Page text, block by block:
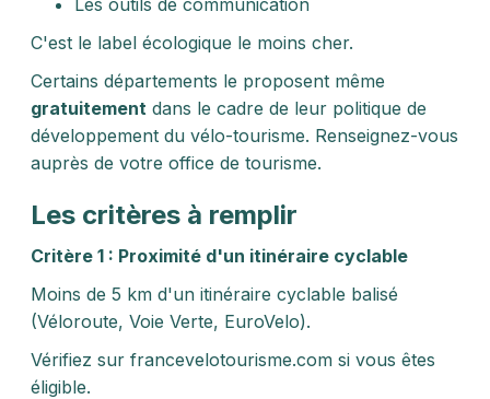
Les outils de communication
C'est le label écologique le moins cher.
Certains départements le proposent même
gratuitement dans le cadre de leur politique de
développement du vélo-tourisme. Renseignez-vous
auprès de votre office de tourisme.
Les critères à remplir
Critère 1 : Proximité d'un itinéraire cyclable
Moins de 5 km d'un itinéraire cyclable balisé
(Véloroute, Voie Verte, EuroVelo).
Vérifiez sur francevelotourisme.com si vous êtes
éligible.